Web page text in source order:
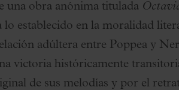
una obra anónima titulada
lo establecido en la moralidad
adúltera entre Poppea y
victoria históricamente
de sus melodías y por el